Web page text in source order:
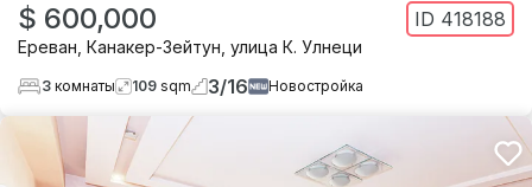
$ 600,000 ID 418188
Ереван Канакер-Зейтун улица К. Улнеци
3 комнаты 109 sqm 3/16 Новостройка